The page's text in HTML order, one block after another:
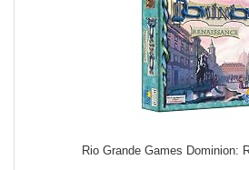
Rio Grande Games Dominion: